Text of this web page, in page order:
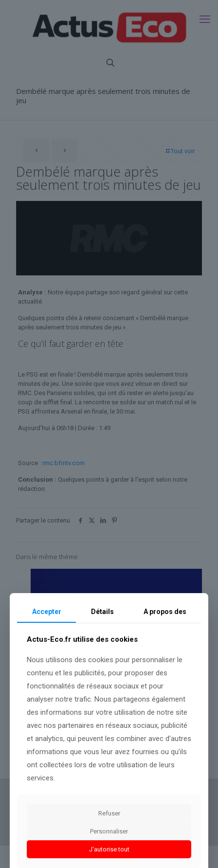
Dembélé marque après seulement trois minutes de
jeu
Tout voir
Dembélé marque après
seulement trois minutes de jeu
Analyse : Notre équipe partage son regard général sur cette
actualité.
Quelques points clés à retenir concernant « Dembélé marque
après seulement trois minutes de jeu ».
Ce qu’il faut garder en tête
Le PSG est en finale ! Dembélé marque après seulement trois
minutes de jeu. Une soirée que vous avez vécue en direct sur
RMC. Des Parisiens solides, qui ont dû rester en alerte jusqu’au
coup de sifflet final. La rencontre se solde sur un match nul et le
PSG affrontera Arsenal en finale, le 30 mai.
Aujourd’hui à 06h18| Durée : 1:49
Source : rmc.bfmtv.com
Conclusion : Quelques points à garder à l'esprit selon notre
rédaction.
Partager le contenu
Dans le même thème
l’ex-pépite française Sorare revient à la faveur de la Coupe du
monde avec des cartes de foot virtuelles
Lire l’article
informations politiques, géopolitiques et
Accepter Détails A propos des
Actus-Eco.fr utilise des cookies
Nous utilisons des cookies pour personnaliser le
contenu et les publicités, pour proposer des
fonctionnalités de réseaux sociaux et pour
analyser notre trafic. Nous partageons également
des informations sur votre utilisation de notre site
avec nos partenaires en réseaux sociaux, publicité
et analytics, qui peuvent les combiner avec d’autres
informations que vous leur avez fournies ou qu’ils
ont collectées lors de votre utilisation de leurs
services.
Refuser
Personnaliser
J'autorise tout